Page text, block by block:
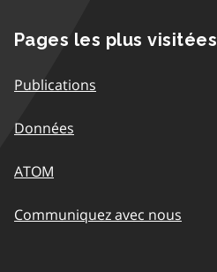
Pages les plus visitées
Publications
Données
ATOM
Communiquez avec nous